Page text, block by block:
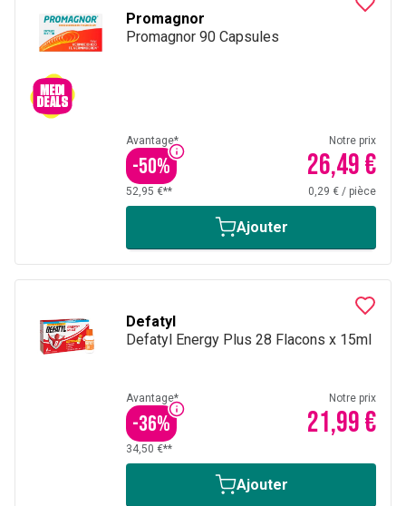
Promagnor
Promagnor 90 Capsules
Avantage*
-50%
Notre prix
26,49 €
52,95 €** 0,29 € / pièce
Ajouter
Defatyl
Defatyl Energy Plus 28 Flacons x 15ml
Avantage*
-36%
Notre prix
21,99 €
34,50 €**
Ajouter